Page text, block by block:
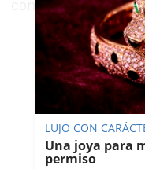
con una nueva
LUJO CON
Una joya para
permiso